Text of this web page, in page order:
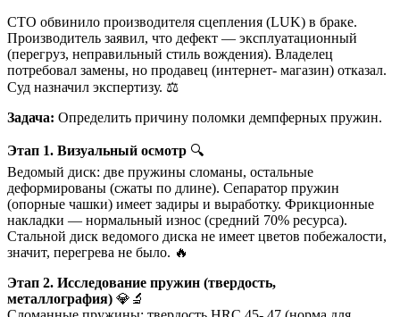
СТО обвинило производителя сцепления (LUK) в браке.
Производитель заявил, что дефект — эксплуатационный
(перегруз, неправильный стиль вождения). Владелец
потребовал замены, но продавец (интернет- магазин) отказал.
Суд назначил экспертизу. ⚖️
Задача: Определить причину поломки демпферных пружин.
Этап 1. Визуальный осмотр 🔍
Ведомый диск: две пружины сломаны, остальные
деформированы (сжаты по длине). Сепаратор пружин
(опорные чашки) имеет задиры и выработку. Фрикционные
накладки — нормальный износ (средний 70% ресурса).
Стальной диск ведомого диска не имеет цветов побежалости,
значит, перегрева не было. 🔥
Этап 2. Исследование пружин (твердость,
металлография) 💎🔬